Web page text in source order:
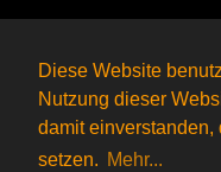
Diese Website
Nutzung dieser
damit
setzen. Mehr...
Das nächste
13 Gagolganeronline(0
Gagolganer:
9732Rätsel online: